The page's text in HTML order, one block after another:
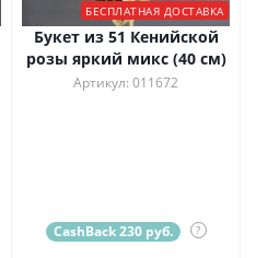
БЕСПЛАТНАЯ ДОСТАВКА
Букет из 51 Кенийской
розы яркий микс (40 см)
Артикул: 011672
CashBack 230 руб. ?